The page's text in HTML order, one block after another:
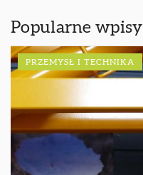
Popularne wpisy
PRZEMYSŁ I TECHNIKA